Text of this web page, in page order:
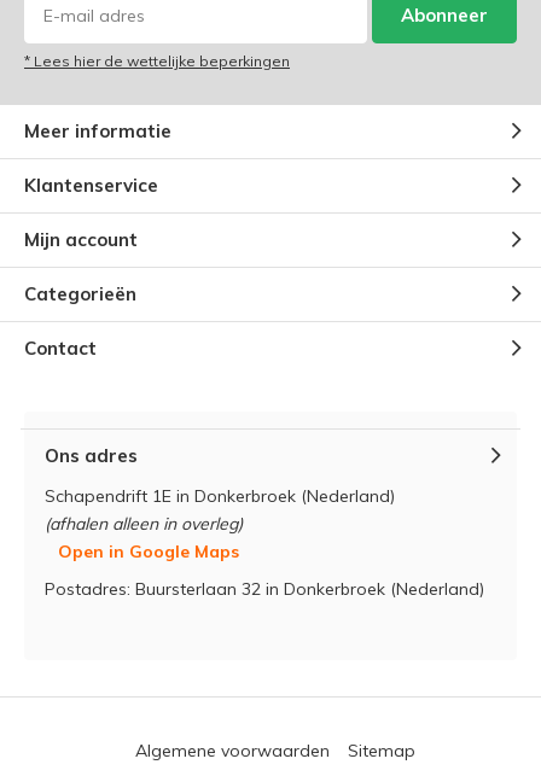
Abonneer
* Lees hier de wettelijke beperkingen
Meer informatie
Klantenservice
Mijn account
Categorieën
Contact
Ons adres
Schapendrift 1E in Donkerbroek (Nederland)
(afhalen alleen in overleg)
Open in Google Maps
Postadres: Buursterlaan 32 in Donkerbroek (Nederland)
Algemene voorwaarden Sitemap